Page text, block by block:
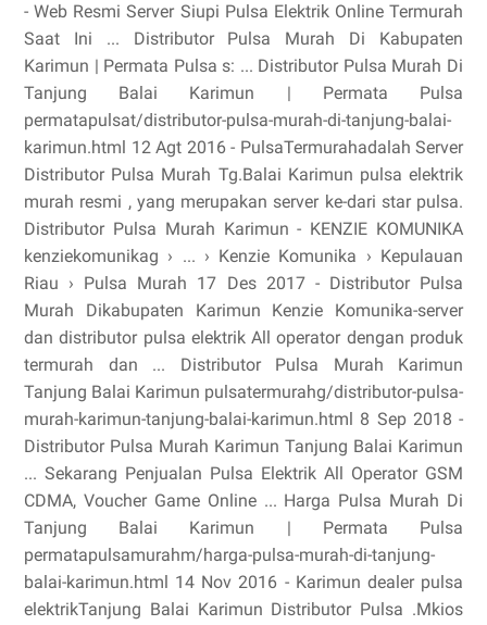
- Web Resmi Server Siupi Pulsa Elektrik Online Termurah
Saat Ini ... Distributor Pulsa Murah Di Kabupaten
Karimun | Permata Pulsa s: ... Distributor Pulsa Murah Di
Tanjung Balai Karimun | Permata Pulsa
permatapulsat/distributor-pulsa-murah-di-tanjung-balai-
karimun.html 12 Agt 2016 - PulsaTermurahadalah Server
Distributor Pulsa Murah Tg.Balai Karimun pulsa elektrik
murah resmi , yang merupakan server ke-dari star pulsa.
Distributor Pulsa Murah Karimun - KENZIE KOMUNIKA
kenziekomunikag › ... › Kenzie Komunika › Kepulauan
Riau › Pulsa Murah 17 Des 2017 - Distributor Pulsa
Murah Dikabupaten Karimun Kenzie Komunika-server
dan distributor pulsa elektrik All operator dengan produk
termurah dan ... Distributor Pulsa Murah Karimun
Tanjung Balai Karimun pulsatermurahg/distributor-pulsa-
murah-karimun-tanjung-balai-karimun.html 8 Sep 2018 -
Distributor Pulsa Murah Karimun Tanjung Balai Karimun
... Sekarang Penjualan Pulsa Elektrik All Operator GSM
CDMA, Voucher Game Online ... Harga Pulsa Murah Di
Tanjung Balai Karimun | Permata Pulsa
permatapulsamurahm/harga-pulsa-murah-di-tanjung-
balai-karimun.html 14 Nov 2016 - Karimun dealer pulsa
elektrikTanjung Balai Karimun Distributor Pulsa .Mkios